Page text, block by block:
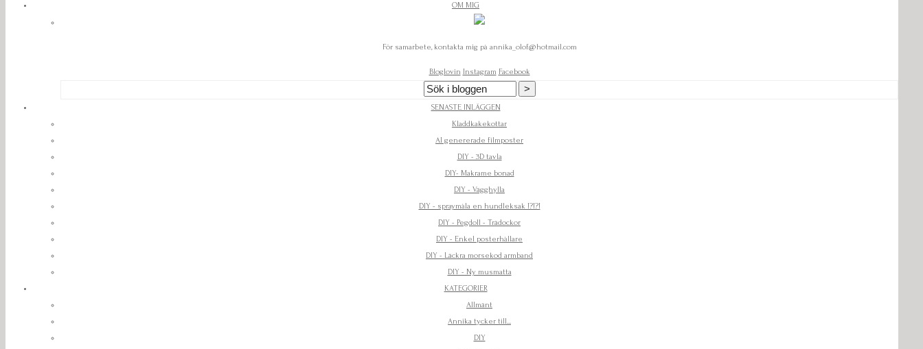
OM MIG
För samarbete, kontakta mig på annika_olof@hotmail.com
Bloglovin Instagram Facebook
SENASTE INLÄGGEN
Kladdkakekottar
AI genererade filmposter
DIY - 3D tavla
DIY- Makrame bonad
DIY - Vägghylla
DIY - spraymåla en hundleksak !?!?!
DIY - Pegdoll - Trädockor
DIY - Enkel posterhållare
DIY - Läckra morsekod armband
DIY - Ny musmatta
KATEGORIER
Allmänt
Annika tycker till...
DIY